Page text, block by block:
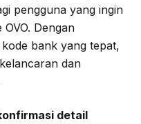
pengguna yang ingin
Dengan
bank yang tepat,
dan
detail